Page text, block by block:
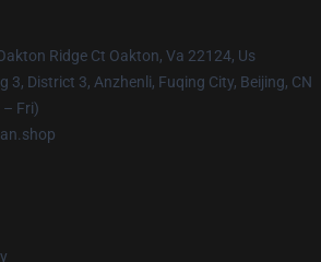
Ridge Ct Oakton, Va 22124, Us
3, District 3, Anzhenli, Fuqing City, Beijing, CN
– Fri)